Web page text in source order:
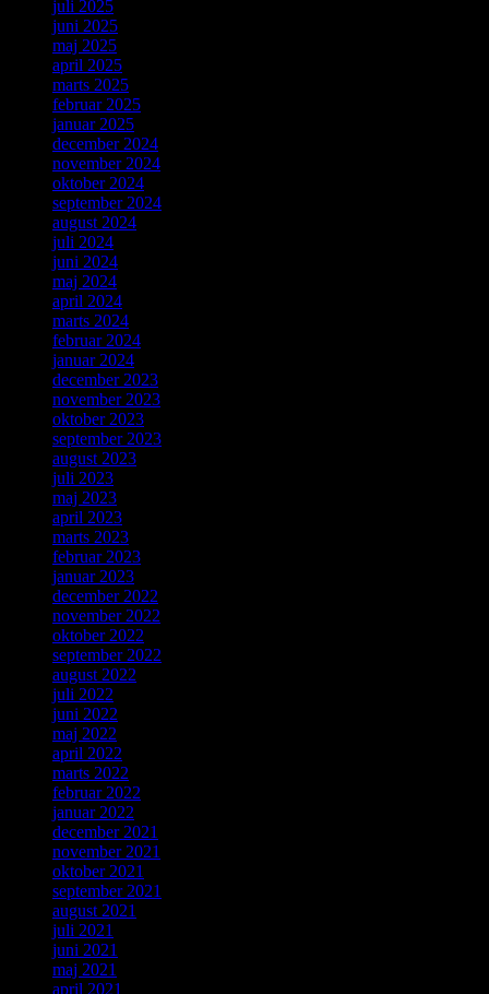
juli 2025
juni 2025
maj 2025
april 2025
marts 2025
februar 2025
januar 2025
december 2024
november 2024
oktober 2024
september 2024
august 2024
juli 2024
juni 2024
maj 2024
april 2024
marts 2024
februar 2024
januar 2024
december 2023
november 2023
oktober 2023
september 2023
august 2023
juli 2023
maj 2023
april 2023
marts 2023
februar 2023
januar 2023
december 2022
november 2022
oktober 2022
september 2022
august 2022
juli 2022
juni 2022
maj 2022
april 2022
marts 2022
februar 2022
januar 2022
december 2021
november 2021
oktober 2021
september 2021
august 2021
juli 2021
juni 2021
maj 2021
april 2021